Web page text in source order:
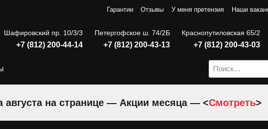
Гарантии Отзывы У меня претензия Наши
Шафировский пр. 10/3/3
+7 (812) 200-44-14
Петергофское ш. 74/2Б
+7 (812) 200-43-13
Краснопутиловская 65/2
+7 (812) 200-43-03
Найти:
августа на странице — Акции месяца — <Смотреть>